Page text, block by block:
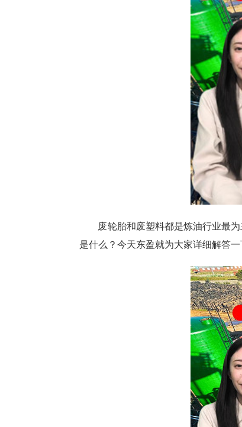
废轮胎和废塑料都是炼油行业最
是什么？今天东盈就为大家详细解答一